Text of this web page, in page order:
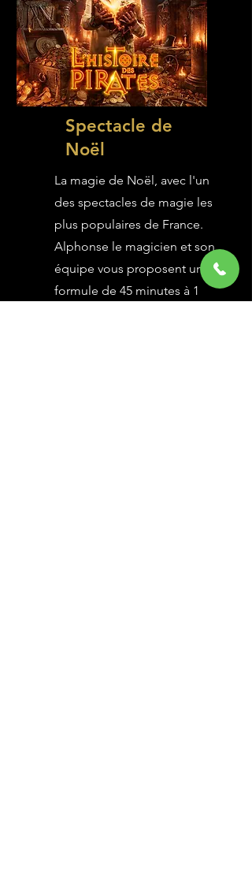
Spectacle de
Noël
La magie de Noël, avec l'un
des spectacles de magie les
plus populaires de France.
Alphonse le magicien et son
équipe vous proposent une
formule de 45 minutes à 1